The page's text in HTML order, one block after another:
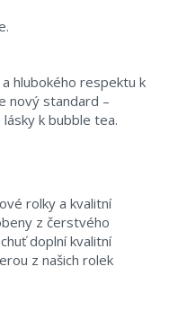
hlubokého respektu k
nový standard –
k bubble tea.
rolky a kvalitní
z čerstvého
doplní kvalitní
z našich rolek